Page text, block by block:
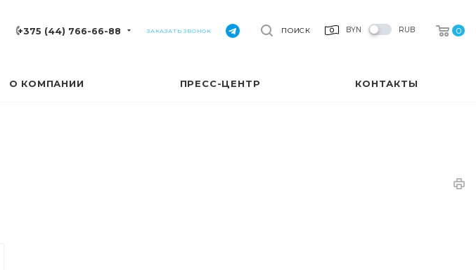
0
BYN RUB
ПОИСК
+375 (44) 766-66-88 ЗАКАЗАТЬ ЗВОНОК
О КОМПАНИИ ПРЕСС-ЦЕНТР КОНТАКТЫ